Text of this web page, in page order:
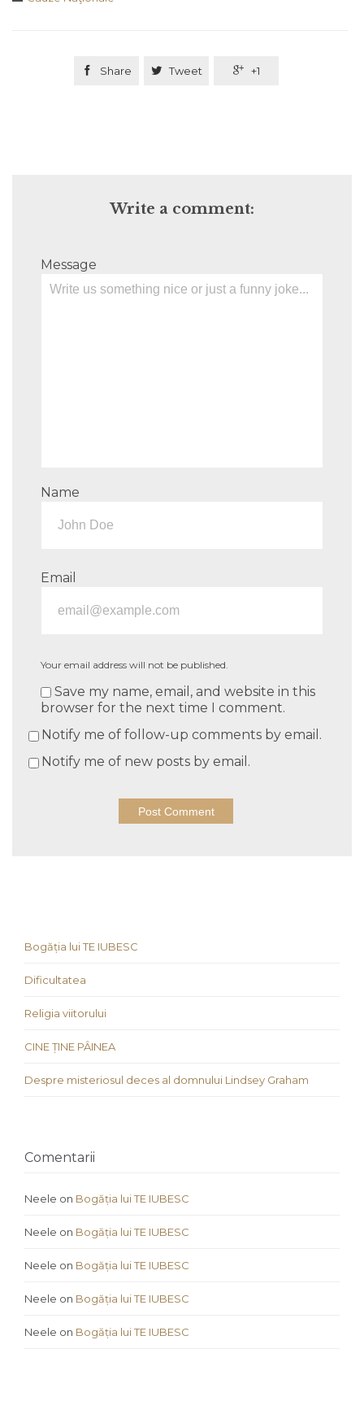
 Share  Tweet  +1
Write a comment:
Message
Name
Email
Your email address will not be published.
Save my name, email, and website in this
browser for the next time I comment.
Notify me of follow-up comments by email.
Notify me of new posts by email.
Bogăția lui TE IUBESC
Dificultatea
Religia viitorului
CINE ȚINE PÂINEA
Despre misteriosul deces al domnului Lindsey Graham
Comentarii
Neele on Bogăția lui TE IUBESC
Neele on Bogăția lui TE IUBESC
Neele on Bogăția lui TE IUBESC
Neele on Bogăția lui TE IUBESC
Neele on Bogăția lui TE IUBESC